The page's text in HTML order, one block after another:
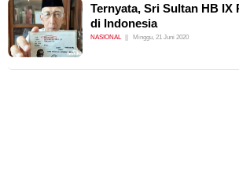
Ternyata, Sri Sultan HB IX
di Indonesia
NASIONAL Minggu, 21 Juni 2020